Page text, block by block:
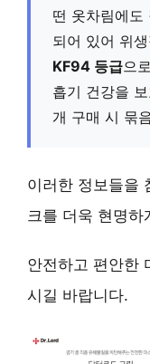
떤 옷차림에도
되어 있어 위
KF94 등급으
흡기 건강을
개 구매 시 묶
이러한 정보들을
크를 더욱 현명
안전하고 편안한
시길 바랍니다.